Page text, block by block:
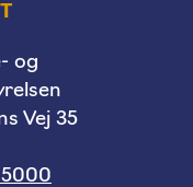
og
Vej 35
5000